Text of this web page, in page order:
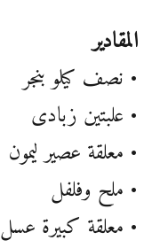
المقادير
• نصف كيلو بنجر
• علبتين زبادى
• معلقة عصير ليمون
• ملح وفلفل
• معلقة كبيرة عسل